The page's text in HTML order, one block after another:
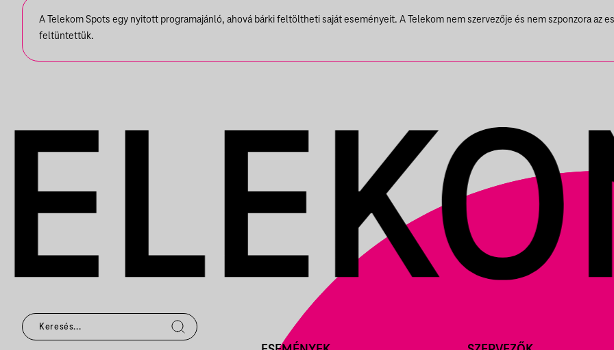
NOUMENA,
A Telekom Spots egy nyitott programajánló, ahová bárki feltöltheti saját eseményeit. A Telekom nem szervezője és nem szponzora az
feltüntettük.